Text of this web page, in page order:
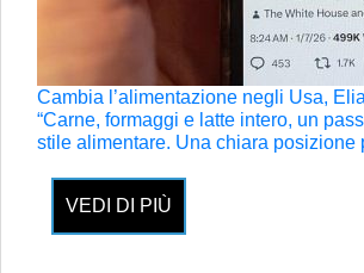
Cambia l’alimentazione negli Usa,
“Carne, formaggi e latte intero, un
stile alimentare. Una chiara posizione
VEDI DI PIÙ